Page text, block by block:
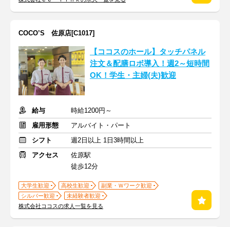
COCO’S 佐原店[C1017]
【ココスのホール】タッチパネル
注文＆配膳ロボ導入！週2～短時間
OK！学生・主婦(夫)歓迎
給与
時給1200円～
雇用形態
アルバイト・パート
シフト
週2日以上 1日3時間以上
アクセス
佐原駅
徒歩12分
大学生歓迎 高校生歓迎
副業・Ｗワーク歓迎
シルバー歓迎
未経験者歓迎
株式会社ココスの求人一覧を見る